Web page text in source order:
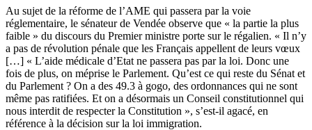
Au sujet de la réforme de l’AME qui passera par la voie
réglementaire, le sénateur de Vendée observe que « la partie la plus
faible » du discours du Premier ministre porte sur le régalien. « Il n’y
a pas de révolution pénale que les Français appellent de leurs vœux
[…] « L’aide médicale d’Etat ne passera pas par la loi. Donc une
fois de plus, on méprise le Parlement. Qu’est ce qui reste du Sénat et
du Parlement ? On a des 49.3 à gogo, des ordonnances qui ne sont
même pas ratifiées. Et on a désormais un Conseil constitutionnel qui
nous interdit de respecter la Constitution », s’est-il agacé, en
référence à la décision sur la loi immigration.